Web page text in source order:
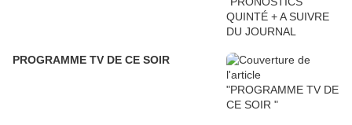
PROGRAMME TV DE CE SOIR